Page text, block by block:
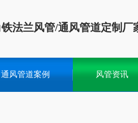
法兰风管/通风管道定制厂
通风管道案例 风管资讯